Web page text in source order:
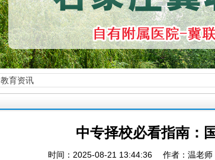
教育资讯
中专择校必看指南：
时间：2025-08-21 13:44:36 作者：温老